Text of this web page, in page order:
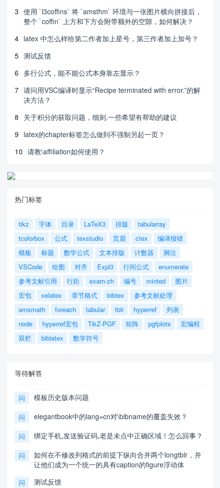
3 使用 `l3coffins` 将 `amsthm` 环境与一张图片横向拼接后，
整个 `coffin` 上方和下方会附带额外的空隙，如何解决？
4 latex 中怎么样给第二作者加上星号，第三作者加上加号？
5 测试反馈
6 多行公式，能不能公式本身靠左显示？
7 请问用VSC编译时显示“Recipe terminated with error.”的解
决方法？
8 关于积分的获取问题，细则.一些希望有帮助的建议
9 latex的chapter标签怎么做到不强制另起一页？
10 请教\affiliation如何使用？
热门标签
tikz 字体 目录 LaTeX3 排版
tabularray
tcolorbox
公式 texstudio 页眉 ctex
编译报错
模板
标题 数学公式 文本排版 计数器
脚注
VSCode
绘图 对齐 Expl3 行间公式
enumerate
参考文献引用
行距 exam-zh 编号 minted
图片
宏包
xelatex 章节格式 bibtex
参考文献处理
amsmath
foreach tabular tblr hyperref
列表
node
hyperref宏包 TikZ-PGF 矩阵 pgfplots
宏编程
双栏
biblatex 数学符号
等待解答
问 模板历史版本问题
问 elegantbook中的lang=cn对\bibname的覆盖失效？
问 绑定手机,发送验证码,老是未点中正确区域！怎么回事？
问
如何在不修改列格式的前提下纵向合并两个longtblr，并
让他们成为一个统一的具有caption的figure浮动体
问 测试反馈